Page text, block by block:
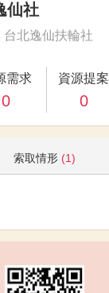
仙社
台北逸仙扶輪社
需求
0
資源提案
0
索取情形 (1)